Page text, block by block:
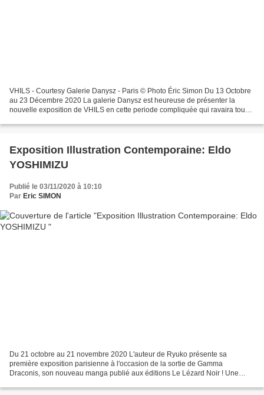
VHILS - Courtesy Galerie Danysz - Paris © Photo Éric Simon Du 13 Octobre
au 23 Décembre 2020 La galerie Danysz est heureuse de présenter la
nouvelle exposition de VHILS en cette periode compliquée qui ravaira tous
Exposition Illustration Contemporaine: Eldo
YOSHIMIZU
Publié le 03/11/2020 à 10:10
Par Eric SIMON
Du 21 octobre au 21 novembre 2020 L'auteur de Ryuko présente sa
première exposition parisienne à l'occasion de la sortie de Gamma
Draconis, son nouveau manga publié aux éditions Le Lézard Noir ! Une